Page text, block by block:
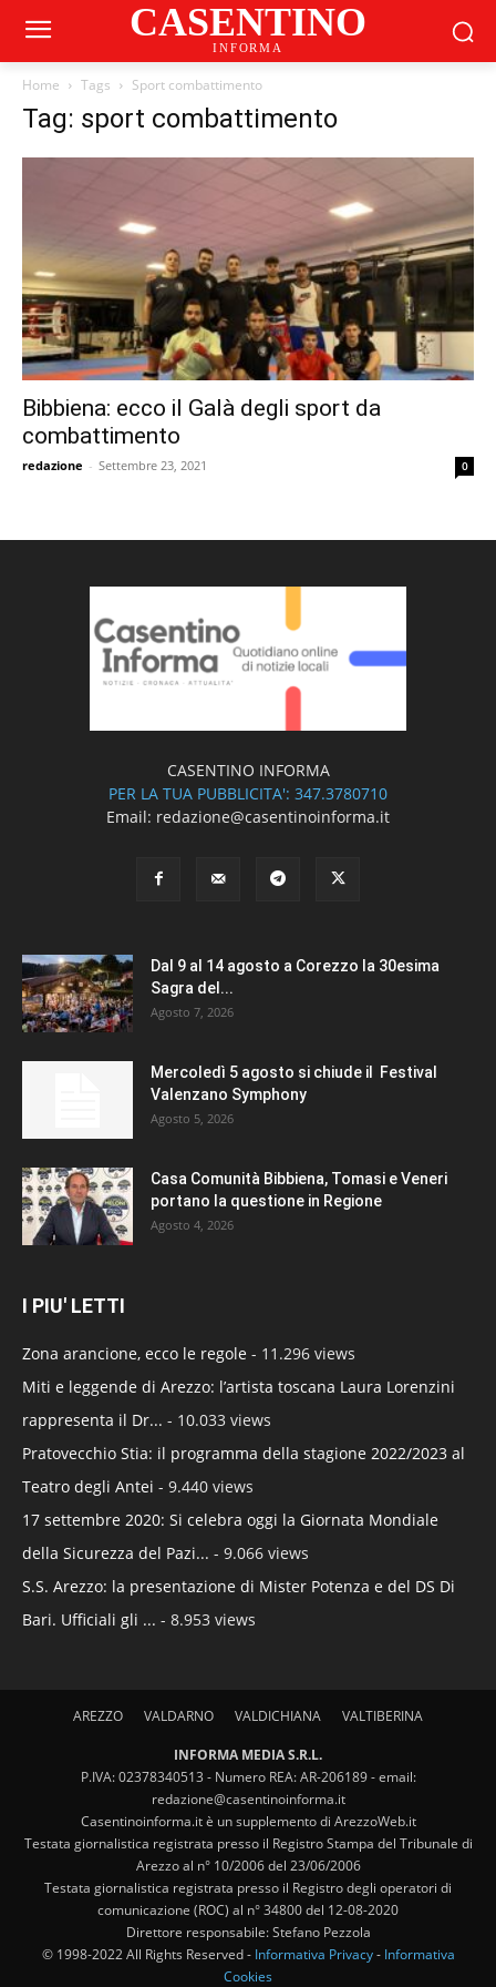
CASENTINO
INFORMA
Home Tags Sport combattimento
Tag: sport combattimento
Bibbiena: ecco il Galà degli sport da
combattimento
redazione - Settembre 23, 2021 0
CASENTINO INFORMA
PER LA TUA PUBBLICITA': 347.3780710
Email: redazione@casentinoinforma.it
Dal 9 al 14 agosto a Corezzo la 30esima
Sagra del...
Agosto 7, 2026
Mercoledì 5 agosto si chiude il Festival
Valenzano Symphony
Agosto 5, 2026
Casa Comunità Bibbiena, Tomasi e Veneri
portano la questione in Regione
Agosto 4, 2026
I PIU' LETTI
Zona arancione, ecco le regole - 11.296 views
Miti e leggende di Arezzo: l’artista toscana Laura Lorenzini
rappresenta il Dr... - 10.033 views
Pratovecchio Stia: il programma della stagione 2022/2023 al
Teatro degli Antei - 9.440 views
17 settembre 2020: Si celebra oggi la Giornata Mondiale
della Sicurezza del Pazi... - 9.066 views
S.S. Arezzo: la presentazione di Mister Potenza e del DS Di
Bari. Ufficiali gli ... - 8.953 views
AREZZO VALDARNO VALDICHIANA VALTIBERINA
INFORMA MEDIA S.R.L.
P.IVA: 02378340513 - Numero REA: AR-206189 - email:
redazione@casentinoinforma.it
Casentinoinforma.it è un supplemento di ArezzoWeb.it
Testata giornalistica registrata presso il Registro Stampa del Tribunale di
Arezzo al n° 10/2006 del 23/06/2006
Testata giornalistica registrata presso il Registro degli operatori di
comunicazione (ROC) al n° 34800 del 12-08-2020
Direttore responsabile: Stefano Pezzola
© 1998-2022 All Rights Reserved - Informativa Privacy- Informativa
Cookies